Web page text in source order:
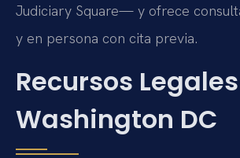
Judiciary Square— y ofrece
y en persona con cita previa.
Recursos
Washington DC